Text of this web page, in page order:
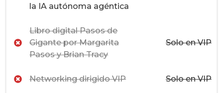
la IA autónoma agéntica
Libro digital Pasos de
Gigante por Margarita
Pasos y Brian Tracy
Solo en VIP
Networking dirigido VIP Solo en VIP